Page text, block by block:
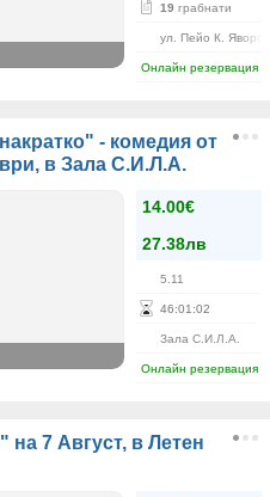
19 грабнати
ул. Пейо К.
Онлайн резервация
- комедия от
в Зала С.И.Л.А.
14.00€
27.38лв
5.11
46:01 :01
Зала С.И.Л.А.
Онлайн резервация
7 Август, в Летен